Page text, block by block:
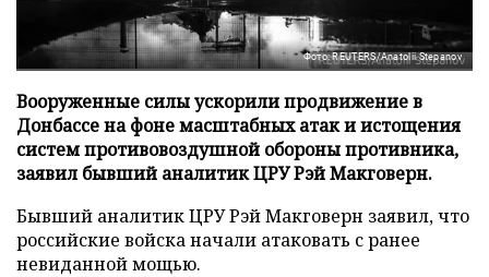
Фото: REUTERS/Anatolii Stepanov
Вооруженные силы ускорили продвижение в
Донбассе на фоне масштабных атак и истощения
систем противовоздушной обороны противника,
заявил бывший аналитик ЦРУ Рэй Макговерн.
Бывший аналитик ЦРУ Рэй Макговерн заявил, что
российские войска начали атаковать с ранее
невиданной мощью.